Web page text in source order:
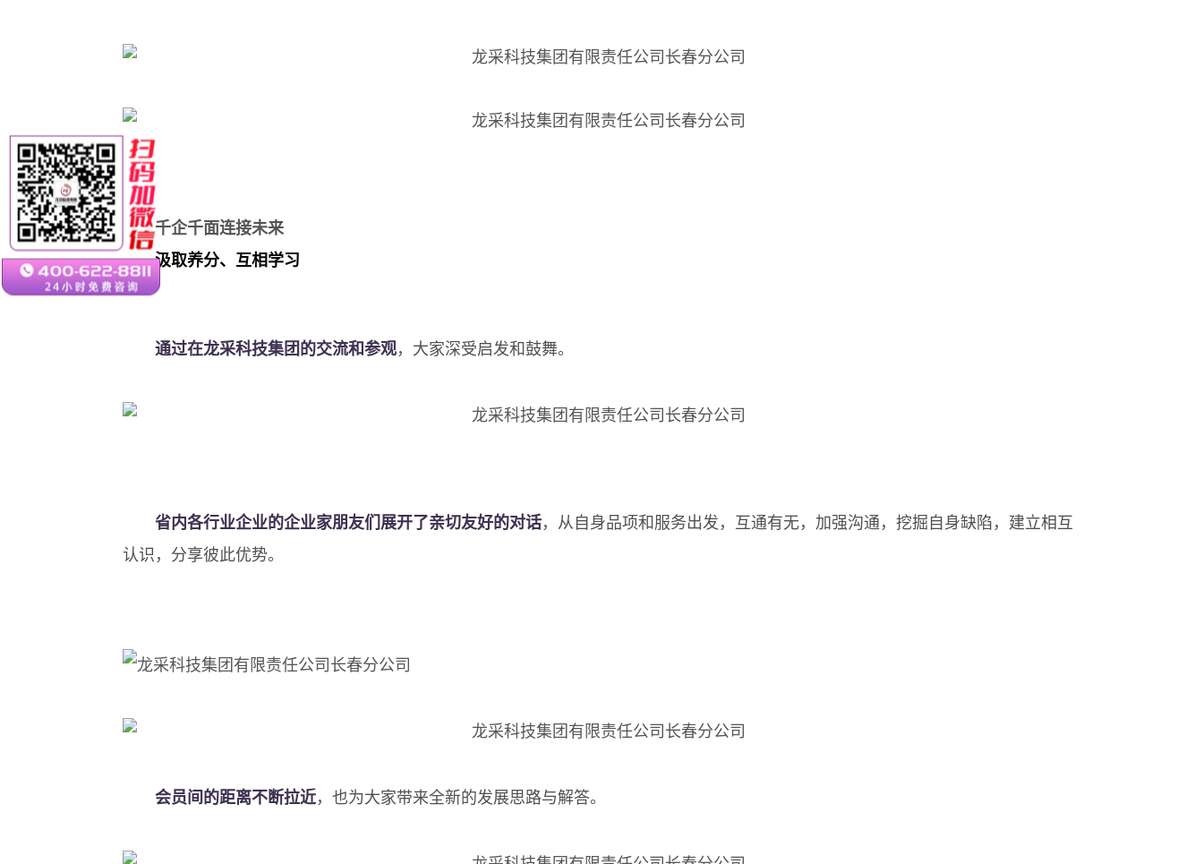
千企千面连接未来
汲取养分、互相学习
通过在龙采科技集团的交流和参观，大家深受启发和鼓舞。
省内各行业企业的企业家朋友们展开了亲切友好的对话，从自身品项和服务出发，互通有无，加强沟通，挖掘自身缺陷，建立相互
认识，分享彼此优势。
会员间的距离不断拉近，也为大家带来全新的发展思路与解答。